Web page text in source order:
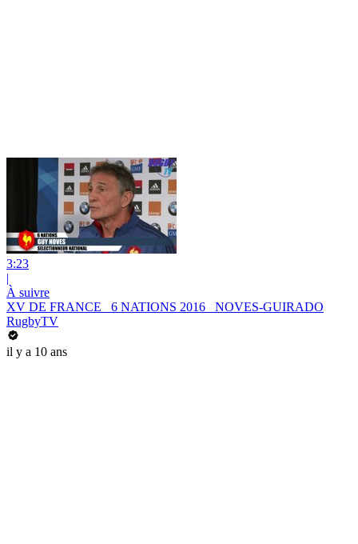
3:23
|
À suivre
XV DE FRANCE_ 6 NATIONS 2016_ NOVES-GUIRADO
RugbyTV
il y a 10 ans